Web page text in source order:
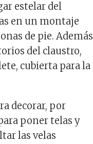
estelar del
en un montaje
de pie. Además
del claustro,
cubierta para la
decorar, por
poner telas y
las velas